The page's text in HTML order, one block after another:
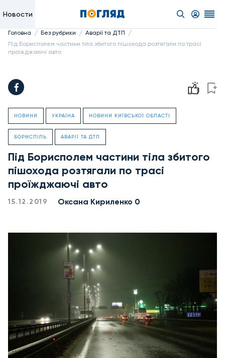
Новости
Головна / Без рубрики / Аварії та ДТП /
Під Борисполем частини тіла збитого пішохода розтягали по трасі
проїжджаючі авто
НОВИНИ УКРАЇНА НОВИНИ КИЇВСЬКОЇ ОБЛАСТІ
БОРИСПІЛЬ АВАРІЇ ТА ДТП
Під Борисполем частини тіла збитого
пішохода розтягали по трасі
проїжджаючі авто
15.12.2019 Оксана Кириленко 0